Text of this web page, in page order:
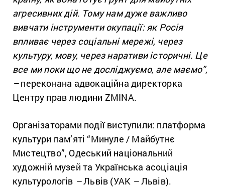
агресивних дій. Тому нам дуже важливо
вивчати інструменти окупації: як Росія
впливає через соціальні мережі, через
культуру, мову, через наративи історичні. Це
все ми поки що не досліджуємо, але маємо”,
–переконана адвокаційна директорка
Центру прав людини ZMINA.
Організаторами події виступили: платформа
культури пам’яті “Минуле / Майбутнє
Мистецтво”, Одеський національний
художній музей та Українська асоціація
культурологів –Львів (УАК –Львів).